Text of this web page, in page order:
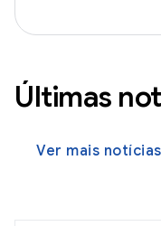
Últimas
Ver mais notícias